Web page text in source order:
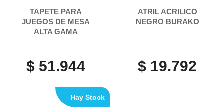
TAPETE PARA
JUEGOS DE MESA
ALTA GAMA
$ 51.944
ATRIL ACRILICO
NEGRO BURAKO
$ 19.792
Hay Stock